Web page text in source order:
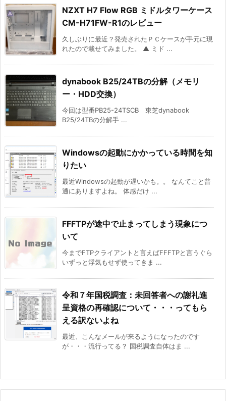
NZXT H7 Flow RGB ミドルタワーケース
CM-H71FW-R1のレビュー
久しぶりに最近？発売されたＰＣケースが手元に現
れたので載せてみました。 ▲ ミド ...
dynabook B25/24TBの分解（メモリ
ー・HDD交換）
今回は型番PB25-24TSCB 東芝dynabook
B25/24TBの分解手 ...
Windowsの起動にかかっている時間を知
りたい
最近Windowsの起動が遅いかも。。 なんてこと普
通にありますよね。 体感だけ ...
FFFTPが途中で止まってしまう現象につ
いて
今までFTPクライアントと言えばFFFTPと言うぐら
いずっと浮気もせず使ってきま ...
令和７年国税調査：未回答者への謝礼進
呈資格の再確認について・・・ってもら
える訳ないよね
最近、こんなメールが来るようになったのです
が・・・流行ってる？ 国税調査自体はま ...